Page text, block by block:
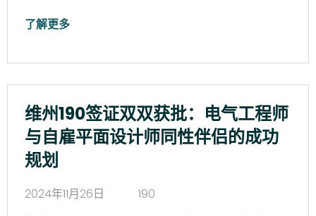
了解更多
维州190签证双双获批：电气工程师
与自雇平面设计师同性伴侣的成功
规划
2024年11月26日
190